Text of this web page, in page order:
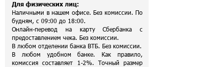
Для физических лиц:
Наличными в нашем офисе. Без комиссии. По
будням, с 09:00 до 18:00.
Онлайн-перевод на карту Сбербанка с
предоставлением чека. Без комиссии.
В любом отделении банка ВТБ. Без комиссии.
В любом удобном банке. Как правило,
комиссия составляет 1-2%. Точный размер